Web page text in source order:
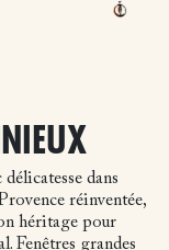
dans
réinventée,
héritage pour
Fenêtres grandes